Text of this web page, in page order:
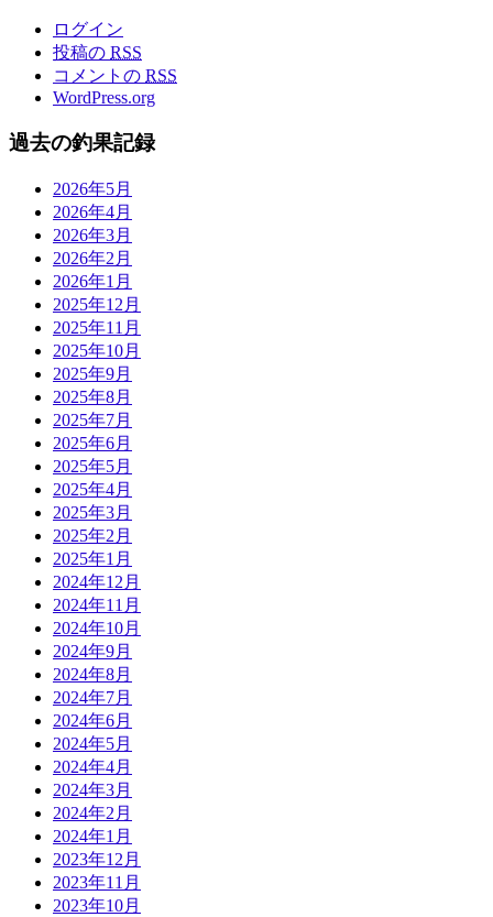
ログイン
投稿の RSS
コメントの RSS
WordPress.org
過去の釣果記録
2026年5月
2026年4月
2026年3月
2026年2月
2026年1月
2025年12月
2025年11月
2025年10月
2025年9月
2025年8月
2025年7月
2025年6月
2025年5月
2025年4月
2025年3月
2025年2月
2025年1月
2024年12月
2024年11月
2024年10月
2024年9月
2024年8月
2024年7月
2024年6月
2024年5月
2024年4月
2024年3月
2024年2月
2024年1月
2023年12月
2023年11月
2023年10月